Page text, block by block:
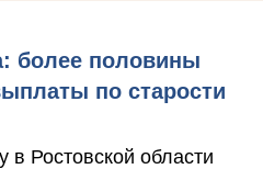
более половины
по старости
Ростовской области